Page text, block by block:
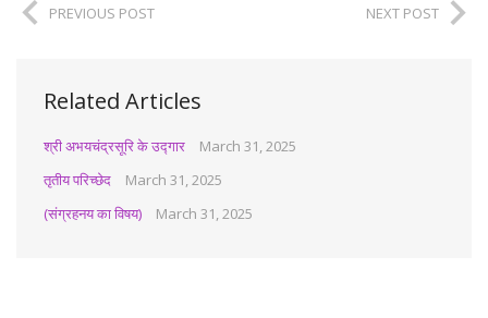
PREVIOUS POST NEXT POST
Related Articles
श्री अभयचंद्रसूरि के उद्गार
March 31, 2025
तृतीय परिच्छेद
March 31, 2025
(संग्रहनय का विषय)
March 31, 2025